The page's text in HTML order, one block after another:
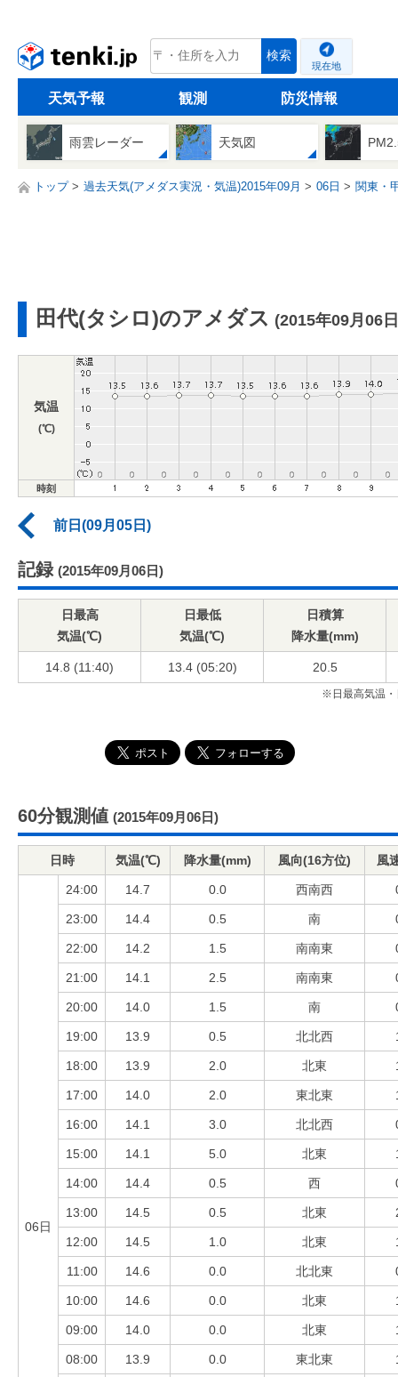
tenki.jp 検索
現在地
天気予報 観測 防災情報
雨雲レーダー 天気図
トップ 過去天気(アメダス実況・気温)2015年09月 06日 関東・
田代(タシロ)のアメダス (2015年09月06
気温
(℃)
時刻
前日(09月05日)
記録 (2015年09月06日)
日最高
気温(℃)
日最低
気温(℃)
日積算
降水量(mm)
14.8 (11:40) 13.4 (05:20) 20.5
※日最高気温・
60分観測値 (2015年09月06日)
日時 気温(℃) 降水量(mm) 風向(16方位) 風
06日
24:00 14.7 0.0 西南西
23:00 14.4 0.5 南
22:00 14.2 1.5 南南東
21:00 14.1 2.5 南南東
20:00 14.0 1.5 南
19:00 13.9 0.5 北北西
18:00 13.9 2.0 北東
17:00 14.0 2.0 東北東
16:00 14.1 3.0 北北西
15:00 14.1 5.0 北東
14:00 14.4 0.5 西
13:00 14.5 0.5 北東
12:00 14.5 1.0 北東
11:00 14.6 0.0 北北東
10:00 14.6 0.0 北東
09:00 14.0 0.0 北東
08:00 13.9 0.0 東北東